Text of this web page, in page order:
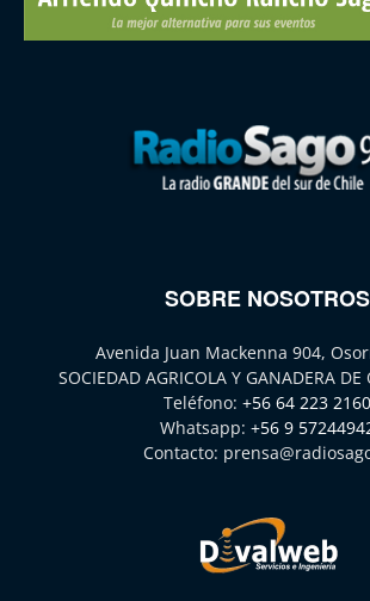
SOBRE NOSOTROS
Avenida Juan Mackenna 904,
SOCIEDAD AGRICOLA Y GANADERA DE
Teléfono: +56 64 223 2160
Whatsapp: +56 9
Contacto: